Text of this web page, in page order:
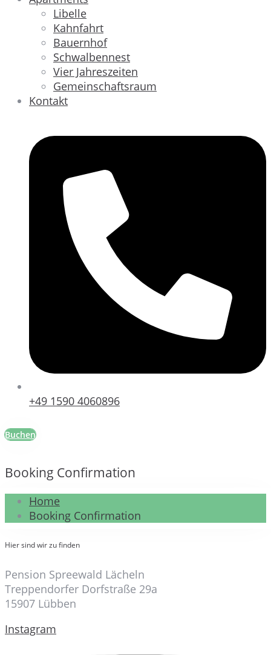
Libelle
Kahnfahrt
Bauernhof
Schwalbennest
Vier Jahreszeiten
Gemeinschaftsraum
Kontakt
+49 1590 4060896
Buchen
Booking Confirmation
Home
Booking Confirmation
Hier sind wir zu finden
Pension Spreewald Lächeln
Treppendorfer Dorfstraße 29a
15907 Lübben
Instagram